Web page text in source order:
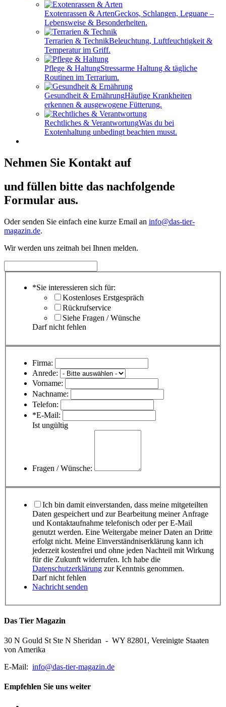
Exotenrassen & ArtenGeckos, Schlangen, Leguane –
Lebensweise & Besonderheiten.
Terrarien & TechnikBeleuchtung, Luftfeuchtigkeit &
Temperatur im Griff.
Pflege & HaltungStressarme Haltung & tägliche
Routinen im Terrarium.
Gesundheit & ErnährungHäufige Krankheiten
erkennen & ausgewogene Fütterung.
Rechtliches & VerantwortungWas du bei
Exotenhaltung unbedingt beachten musst.
Nehmen Sie Kontakt auf
und füllen bitte das nachfolgende
Formular aus.
Oder senden Sie einfach eine kurze Email an info@das-tier-
magazin.de.
Wir werden uns zeitnah bei Ihnen melden.
*Sie interessieren sich für:
Kostenloses Erstgespräch
Rückrufservice
Siehe Fragen / Wünsche
Darf nicht fehlen
Firma:
Anrede:
Vorname:
Nachname:
Telefon:
*E-Mail:
Ist ungültig
Fragen / Wünsche:
Ich bin damit einverstanden, dass meine mitgeteilten
Daten gespeichert und zur Bearbeitung meiner Anfrage
und Kontaktaufnahme telefonisch oder per E-Mail
genutzt werden. Eine Weitergabe meiner Daten an Dritte
erfolgt nicht. Meine Einverständniserklärung kann ich
jederzeit kostenfrei und ohne jeden Nachteil mit Wirkung
für die Zukunft widerrufen. Ich habe die
Datenschutzerklärung zur Kenntnis genommen.
Darf nicht fehlen
Nachricht senden
Das Tier Magazin
30 N Gould St Ste N Sheridan - WY 82801, Vereinigte Staaten
von Amerika
E-Mail: info@das-tier-magazin.de
Empfehlen Sie uns weiter